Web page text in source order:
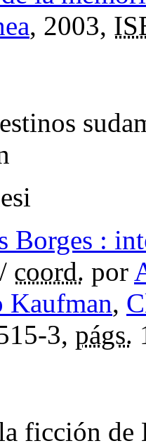
, 2003,
Borges :
/ coord. por
Kaufman,
3, págs.
ficción de